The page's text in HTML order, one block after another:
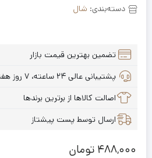
دسته‌بندی: شال
تضمین بهترین قیمت بازار
پشتیبانی عالی ۲۴ ساعته، ۷ روز هفته
اصالت کالاها از برترین برندها
ارسال توسط پست پیشتاز
488,000 تومان